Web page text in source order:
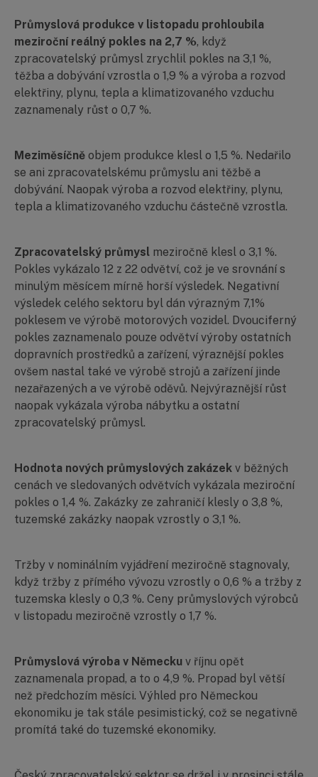
Průmyslová produkce v listopadu prohloubila
meziroční reálný pokles na 2,7 %, když
zpracovatelský průmysl zrychlil pokles na 3,1 %,
těžba a dobývání vzrostla o 1,9 % a výroba a rozvod
elektřiny, plynu, tepla a klimatizovaného vzduchu
zaznamenaly růst o 0,7 %.
Meziměsíčně objem produkce klesl o 1,5 %. Nedařilo
se ani zpracovatelskému průmyslu ani těžbě a
dobývání. Naopak výroba a rozvod elektřiny, plynu,
tepla a klimatizovaného vzduchu částečně vzrostla.
Zpracovatelský průmysl meziročně klesl o 3,1 %.
Pokles vykázalo 12 z 22 odvětví, což je ve srovnání s
minulým měsícem mírně horší výsledek. Negativní
výsledek celého sektoru byl dán výrazným 7,1%
poklesem ve výrobě motorových vozidel. Dvouciferný
pokles zaznamenalo pouze odvětví výroby ostatních
dopravních prostředků a zařízení, výraznější pokles
ovšem nastal také ve výrobě strojů a zařízení jinde
nezařazených a ve výrobě oděvů. Nejvýraznější růst
naopak vykázala výroba nábytku a ostatní
zpracovatelský průmysl.
Hodnota nových průmyslových zakázek v běžných
cenách ve sledovaných odvětvích vykázala meziroční
pokles o 1,4 %. Zakázky ze zahraničí klesly o 3,8 %,
tuzemské zakázky naopak vzrostly o 3,1 %.
Tržby v nominálním vyjádření meziročně stagnovaly,
když tržby z přímého vývozu vzrostly o 0,6 % a tržby z
tuzemska klesly o 0,3 %. Ceny průmyslových výrobců
v listopadu meziročně vzrostly o 1,7 %.
Průmyslová výroba v Německu v říjnu opět
zaznamenala propad, a to o 4,9 %. Propad byl větší
než předchozím měsíci. Výhled pro Německou
ekonomiku je tak stále pesimistický, což se negativně
promítá také do tuzemské ekonomiky.